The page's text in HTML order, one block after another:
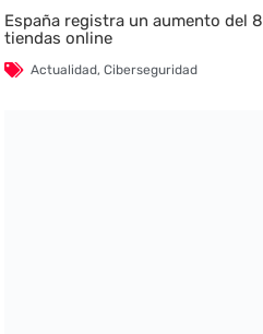
España registra un aumento del
tiendas online
Actualidad,Ciberseguridad